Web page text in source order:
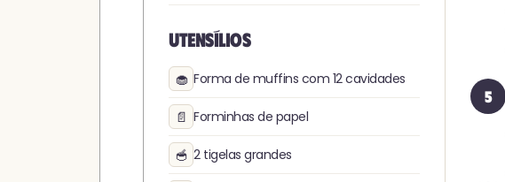
Utensílios
🧁 Forma de muffins com 12 cavidades
📄 Forminhas de papel
🥣 2 tigelas grandes
5